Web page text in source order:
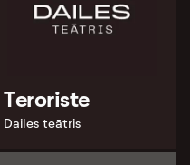
Teroriste
Dailes teātris